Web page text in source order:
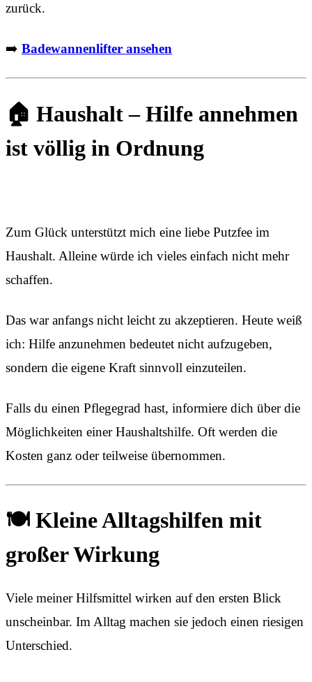
zurück.
➡️ Badewannenlifter ansehen
🏠 Haushalt – Hilfe annehmen
ist völlig in Ordnung
Zum Glück unterstützt mich eine liebe Putzfee im
Haushalt. Alleine würde ich vieles einfach nicht mehr
schaffen.
Das war anfangs nicht leicht zu akzeptieren. Heute weiß
ich: Hilfe anzunehmen bedeutet nicht aufzugeben,
sondern die eigene Kraft sinnvoll einzuteilen.
Falls du einen Pflegegrad hast, informiere dich über die
Möglichkeiten einer Haushaltshilfe. Oft werden die
Kosten ganz oder teilweise übernommen.
🍽️ Kleine Alltagshilfen mit
großer Wirkung
Viele meiner Hilfsmittel wirken auf den ersten Blick
unscheinbar. Im Alltag machen sie jedoch einen riesigen
Unterschied.